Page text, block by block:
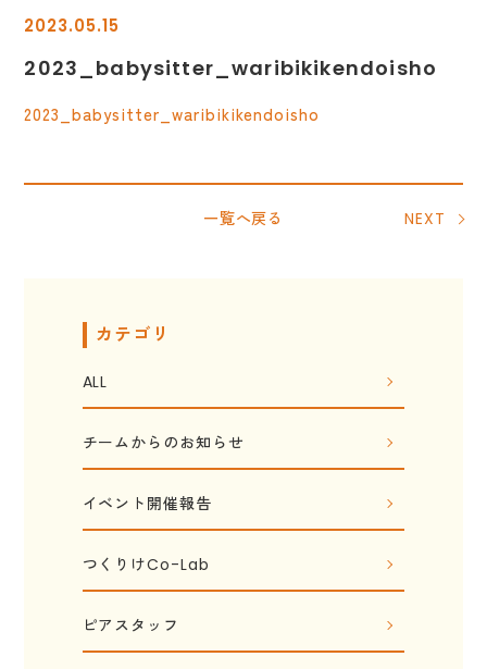
2023.05.15
2023_babysitter_waribikikendoisho
2023_babysitter_waribikikendoisho
一覧へ戻る NEXT
カテゴリ
ALL
チームからのお知らせ
イベント開催報告
つくりけCo-Lab
ピアスタッフ